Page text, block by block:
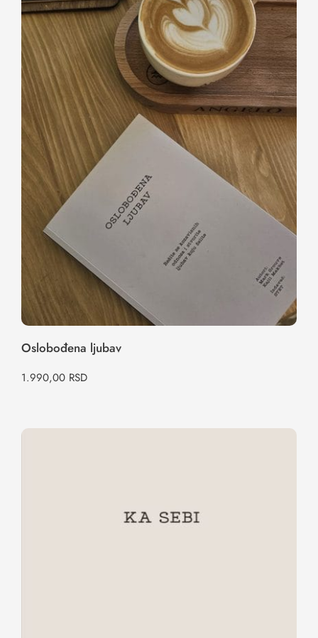
Kontakt
Oslobođena ljubav
Oslobođena ljubav
1.990,00 RSD